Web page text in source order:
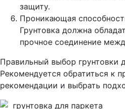
защиту.
Проникающая
Грунтовка должна
прочное соединение
Правильный выбор грунтовки
Рекомендуется обратиться к
рекомендации и выбрать